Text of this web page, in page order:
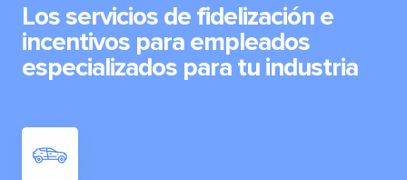
Los servicios de fidelización e
incentivos para empleados
especializados para tu industria